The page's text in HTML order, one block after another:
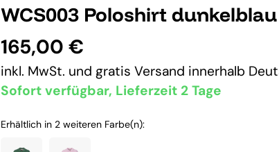
WCS003 Poloshirt dunkelblau
165,00 €
inkl. MwSt. und gratis Versand innerhalb
Sofort verfügbar, Lieferzeit 2 Tage
Erhältlich in 2 weiteren Farbe(n):